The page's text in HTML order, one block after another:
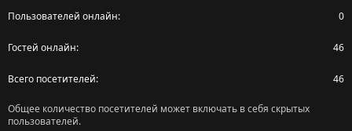
Пользователей онлайн 0
Гостей онлайн 46
Всего посетителей 46
Общее количество посетителей может включать в себя скрытых
пользователей.